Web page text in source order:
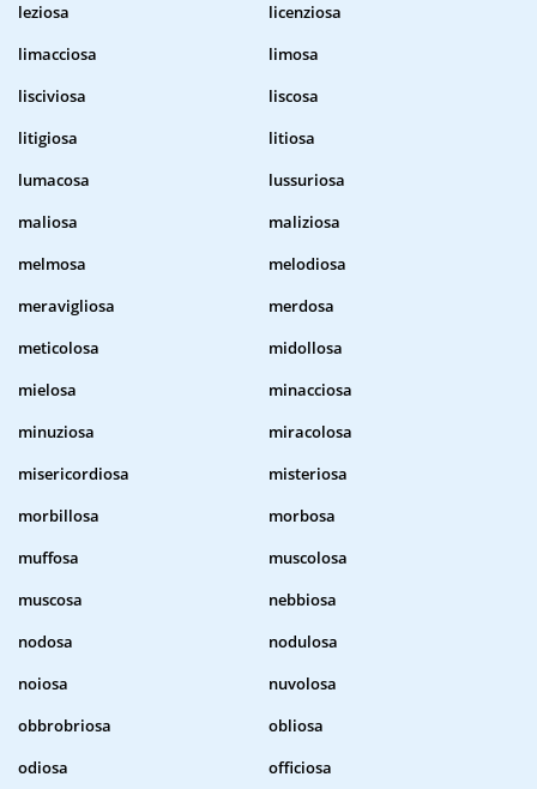
leziosa
licenziosa
limacciosa
limosa
lisciviosa
liscosa
litigiosa
litiosa
lumacosa
lussuriosa
maliosa
maliziosa
melmosa
melodiosa
meravigliosa
merdosa
meticolosa
midollosa
mielosa
minacciosa
minuziosa
miracolosa
misericordiosa
misteriosa
morbillosa
morbosa
muffosa
muscolosa
muscosa
nebbiosa
nodosa
nodulosa
noiosa
nuvolosa
obbrobriosa
obliosa
odiosa
officiosa